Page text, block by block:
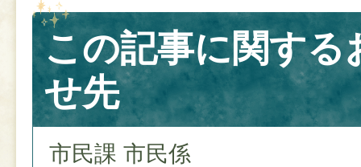
この記事に関する
せ先
市民課 市民係